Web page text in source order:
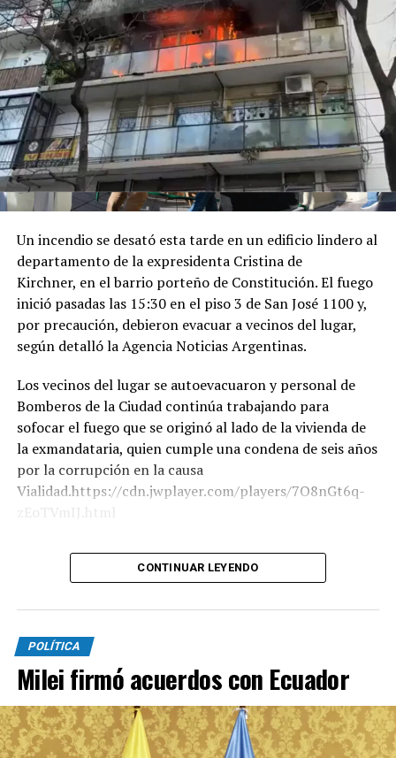
Después, el Presidente partió rápidamente para recibir
el Doctorado Honoris Causa otorgado por la Universidad
Santiago de Cali, en la sede de la Cámara de Comercio de
Cali.
Luego tuvo lugar el encuentro de Milei con el Rey de
España, del que participaron Karina Milei y Quirno. "Su
Majestad, que placer verlo", lo saludó el mandatario
argentino en las imágenes que difundió Presidencia.
ceremonia de juramentación y toma de posesión del
presidente colombiano electo.
Finalmente, a la madrugada de la Argentina, partía el
vuelo presidencial desde Santiago de Cali con destino a
Buenos Aires.
Un incendio se desató esta tarde en un edificio lindero al
departamento de la expresidenta Cristina de
Kirchner, en el barrio porteño de Constitución. El fuego
inició pasadas las 15:30 en el piso 3 de San José 1100 y,
por precaución, debieron evacuar a vecinos del lugar,
según detalló la Agencia Noticias Argentinas.
Los vecinos del lugar se autoevacuaron y personal de
Bomberos de la Ciudad continúa trabajando para
sofocar el fuego que se originó al lado de la vivienda de
la exmandataria, quien cumple una condena de seis años
por la corrupción en la causa
Vialidad.https://cdn.jwplayer.com/players/7O8nGt6q-
zEoTVmIJ.html
Según trascendió, dos pacientes mayores de edad fueron
derivados al Hospital Penna por inhalación de humo. Por
que "no fue necesario" hacerlo con los residentes de
otras estructuras.
Además, Crescenti afirmó a TN que "el departamento se
incendió por completo" y que “hay una mujer de 57 años
con una crisis nerviosa".
CONTINUAR LEYENDO
POLÍTICA
Milei firmó acuerdos con Ecuador